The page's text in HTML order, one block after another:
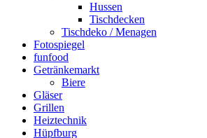
Hussen
Tischdecken
Tischdeko / Menagen
Fotospiegel
funfood
Getränkemarkt
Biere
Gläser
Grillen
Heiztechnik
Hüpfburg